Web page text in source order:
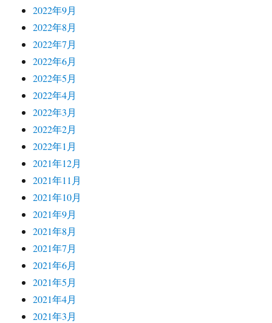
2022年9月
2022年8月
2022年7月
2022年6月
2022年5月
2022年4月
2022年3月
2022年2月
2022年1月
2021年12月
2021年11月
2021年10月
2021年9月
2021年8月
2021年7月
2021年6月
2021年5月
2021年4月
2021年3月